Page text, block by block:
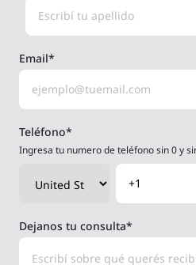
Email*
Teléfono*
Ingresa tu numero de teléfono sin 0 y
Dejanos tu consulta*